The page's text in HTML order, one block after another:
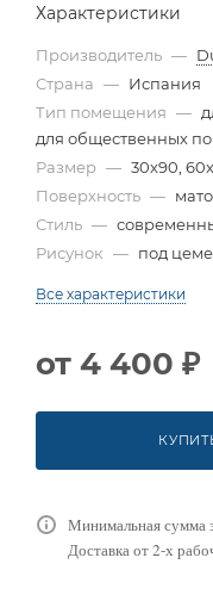
Характеристики
Производитель —
Страна — Испания
Тип помещения —
для общественных
Размер — 30x90,
Поверхность —
Стиль —
Рисунок — под
Все характеристики
от 4 400 ₽
Минимальная сумма
Доставка от 2-х